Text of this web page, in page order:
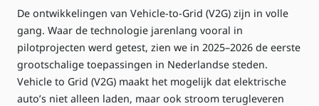
De ontwikkelingen van Vehicle‑to‑Grid (V2G) zijn in volle
gang. Waar de technologie jarenlang vooral in
pilotprojecten werd getest, zien we in 2025–2026 de eerste
grootschalige toepassingen in Nederlandse steden.
Vehicle to Grid (V2G) maakt het mogelijk dat elektrische
auto’s niet alleen laden, maar ook stroom terugleveren